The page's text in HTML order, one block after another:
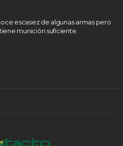
escasez de algunas armas pero
munición suficiente.